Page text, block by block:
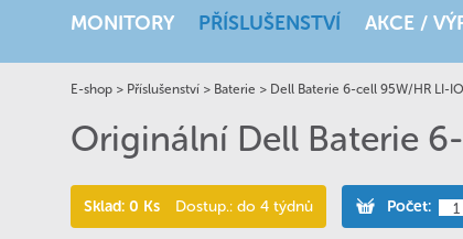
MONITORY PŘÍSLUŠENSTVÍ AKCE /
E-shop > Příslušenství > Baterie > Dell Baterie 6-cell 95W/HR LI-
Originální Dell Baterie
Sklad: 0 Ks Dostup.: do 4 týdnů Počet: